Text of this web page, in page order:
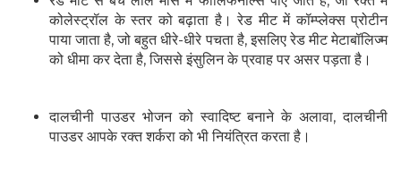
कोलेस्ट्रॉल के स्तर को बढ़ाता है। रेड मीट में कॉम्प्लेक्स प्रोटीन
पाया जाता है, जो बहुत धीरे-धीरे पचता है, इसलिए रेड मीट मेटाबॉलिज्म
को धीमा कर देता है, जिससे इंसुलिन के प्रवाह पर असर पड़ता है।
दालचीनी पाउडर भोजन को स्वादिष्ट बनाने के अलावा, दालचीनी
पाउडर आपके रक्त शर्करा को भी नियंत्रित करता है।